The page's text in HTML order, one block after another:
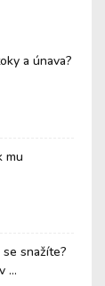
a únava?
mu
snažíte?
...